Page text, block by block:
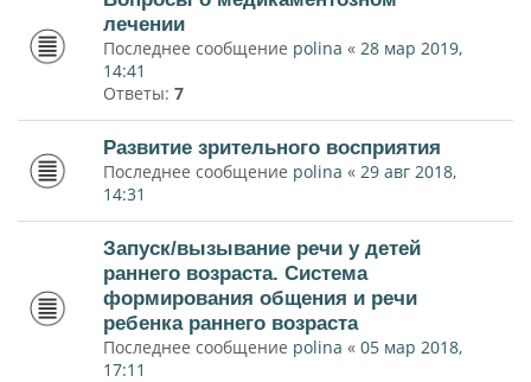
лечении
Последнее сообщение polina « 28 мар 2019,
14:41
Ответы: 7
Развитие зрительного восприятия
Последнее сообщение polina « 29 авг 2018,
14:31
Запуск/вызывание речи у детей
раннего возраста. Система
формирования общения и речи
ребенка раннего возраста
Последнее сообщение polina « 05 мар 2018,
17:11